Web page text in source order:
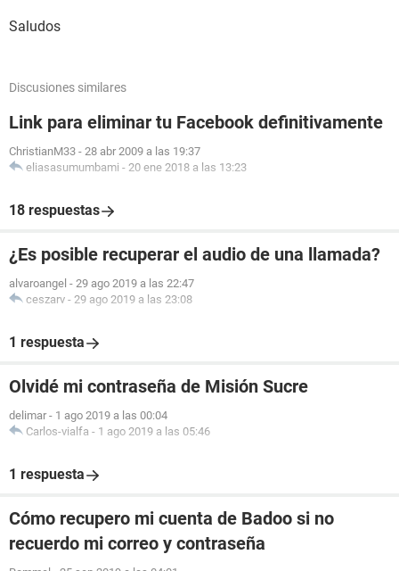
Saludos
Discusiones similares
Link para eliminar tu Facebook definitivamente
ChristianM33 - 28 abr 2009 a las 19:37
eliasasumumbami - 20 ene 2018 a las 13:23
18 respuestas
¿Es posible recuperar el audio de una llamada?
alvaroangel - 29 ago 2019 a las 22:47
ceszarv - 29 ago 2019 a las 23:08
1 respuesta
Olvidé mi contraseña de Misión Sucre
delimar - 1 ago 2019 a las 00:04
Carlos-vialfa - 1 ago 2019 a las 05:46
1 respuesta
Cómo recupero mi cuenta de Badoo si no
recuerdo mi correo y contraseña